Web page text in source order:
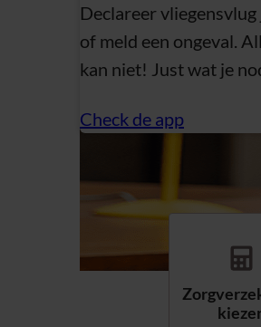
Declareer
of meld een ongeval.
kan niet! Just wat je
Check de app